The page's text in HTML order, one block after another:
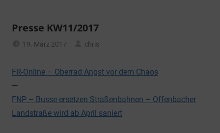
Presse KW11/2017
19. März 2017
chris
FR-Online – Oberrad Angst vor dem Chaos
—
FNP – Busse ersetzen Straßenbahnen – Offenbacher
Landstraße wird ab April saniert